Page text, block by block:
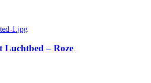
Luchtbed – Roze